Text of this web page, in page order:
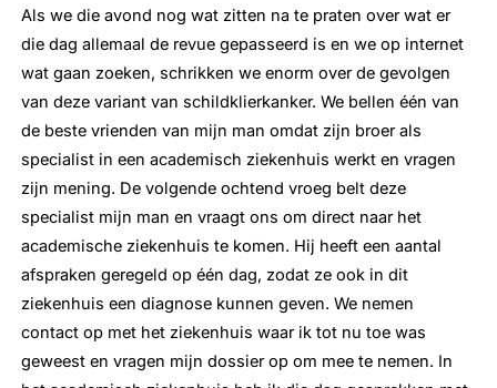
Als we die avond nog wat zitten na te praten over wat er
die dag allemaal de revue gepasseerd is en we op internet
wat gaan zoeken, schrikken we enorm over de gevolgen
van deze variant van schildklierkanker. We bellen één van
de beste vrienden van mijn man omdat zijn broer als
specialist in een academisch ziekenhuis werkt en vragen
zijn mening. De volgende ochtend vroeg belt deze
specialist mijn man en vraagt ons om direct naar het
academische ziekenhuis te komen. Hij heeft een aantal
afspraken geregeld op één dag, zodat ze ook in dit
ziekenhuis een diagnose kunnen geven. We nemen
contact op met het ziekenhuis waar ik tot nu toe was
geweest en vragen mijn dossier op om mee te nemen. In